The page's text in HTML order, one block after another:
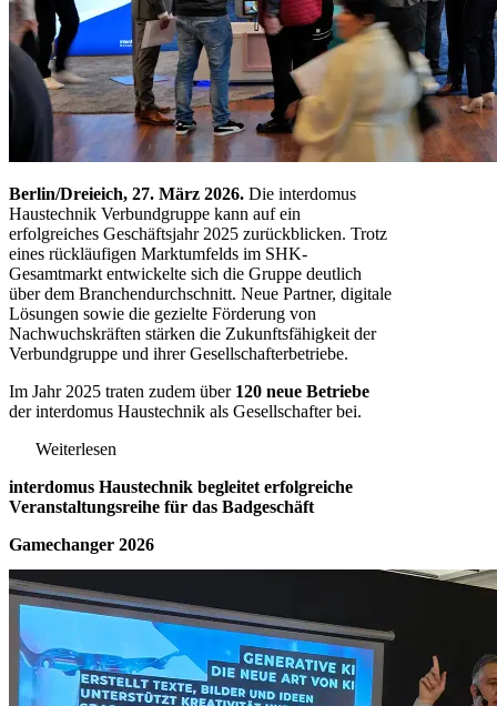
Berlin/Dreieich, 27. März 2026. Die interdomus
Haustechnik Verbundgruppe kann auf ein
erfolgreiches Geschäftsjahr 2025 zurückblicken. Trotz
eines rückläufigen Marktumfelds im SHK-
Gesamtmarkt entwickelte sich die Gruppe deutlich
über dem Branchendurchschnitt. Neue Partner, digitale
Lösungen sowie die gezielte Förderung von
Nachwuchskräften stärken die Zukunftsfähigkeit der
Verbundgruppe und ihrer Gesellschafterbetriebe.
Im Jahr 2025 traten zudem über 120 neue Betriebe
der interdomus Haustechnik als Gesellschafter bei.
Weiterlesen
interdomus Haustechnik begleitet erfolgreiche
Veranstaltungsreihe für das Badgeschäft
Gamechanger 2026